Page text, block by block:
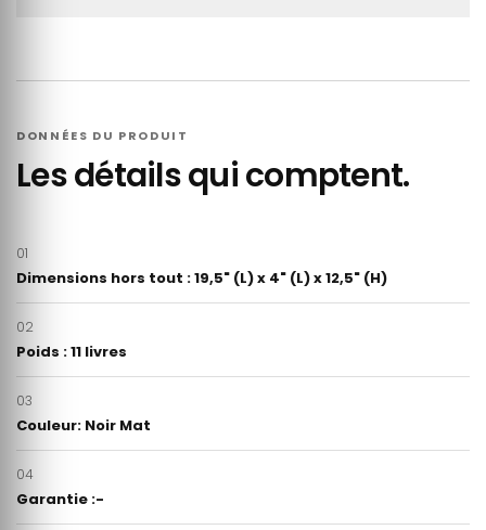
DONNÉES DU PRODUIT
Les détails qui comptent.
01
Dimensions hors tout : 19,5" (L) x 4" (L) x 12,5" (H)
02
Poids : 11 livres
03
Couleur: Noir Mat
04
Garantie :-